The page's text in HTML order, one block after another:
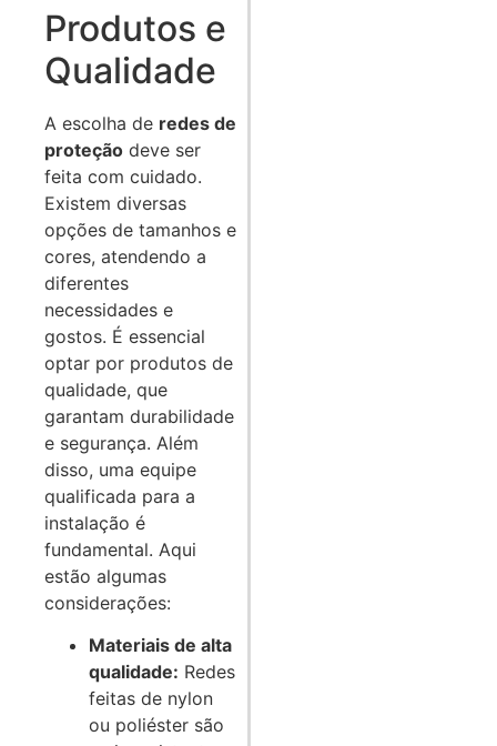
Produtos e
Qualidade
A escolha de redes de
proteção deve ser
feita com cuidado.
Existem diversas
opções de tamanhos e
cores, atendendo a
diferentes
necessidades e
gostos. É essencial
optar por produtos de
qualidade, que
garantam durabilidade
e segurança. Além
disso, uma equipe
qualificada para a
instalação é
fundamental. Aqui
estão algumas
considerações:
Materiais de alta
qualidade: Redes
feitas de nylon
ou poliéster são